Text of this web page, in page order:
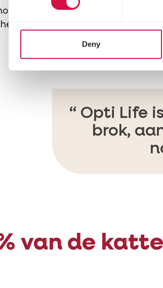
Deny
meer vragen hebben, aarzel
Opti Life
brok,
van de